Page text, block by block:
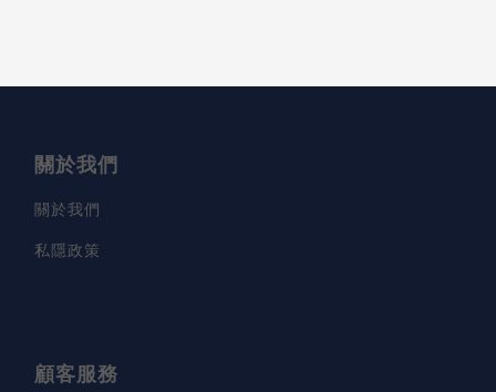
關於我們
關於我們
私隱政策
顧客服務